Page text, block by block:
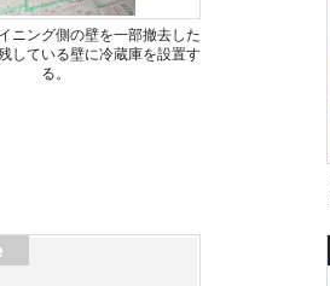
ニング側の壁を一部撤去した
している壁に冷蔵庫を設置す
る。